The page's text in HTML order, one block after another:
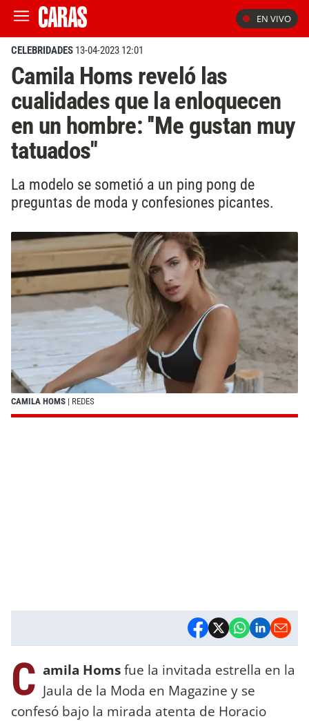
EN VIVO
CELEBRIDADES 13-04-2023 12:01
Camila Homs reveló las
cualidades que la enloquecen
en un hombre: ''Me gustan muy
tatuados''
La modelo se sometió a un ping pong de
preguntas de moda y confesiones picantes.
CAMILA HOMS | REDES
C amila Homsfue la invitada estrella en la
Jaula de la Moda en Magazine y se
confesó bajo la mirada atenta de Horacio